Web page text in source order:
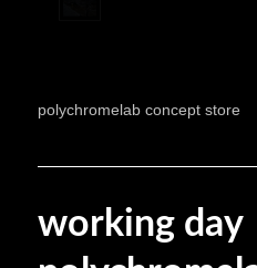
polychromelab concept store
working day